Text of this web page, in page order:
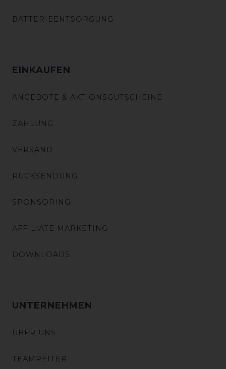
BATTERIEENTSORGUNG
EINKAUFEN
ANGEBOTE & AKTIONSGUTSCHEINE
ZAHLUNG
VERSAND
RÜCKSENDUNG
SPONSORING
AFFILIATE MARKETING
DOWNLOADS
UNTERNEHMEN
ÜBER UNS
TEAMREITER